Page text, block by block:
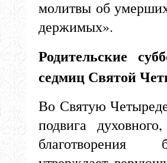
молитвы об
держимых».
Родительские
седмиц Святой
Во Святую
подвига